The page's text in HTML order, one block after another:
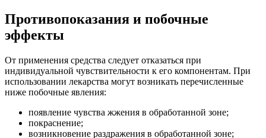
Противопоказания и побочные
эффекты
От применения средства следует отказаться при
индивидуальной чувствительности к его компонентам. При
использовании лекарства могут возникать перечисленные
ниже побочные явления:
появление чувства жжения в обработанной зоне;
покраснение;
возникновение раздражения в обработанной зоне;